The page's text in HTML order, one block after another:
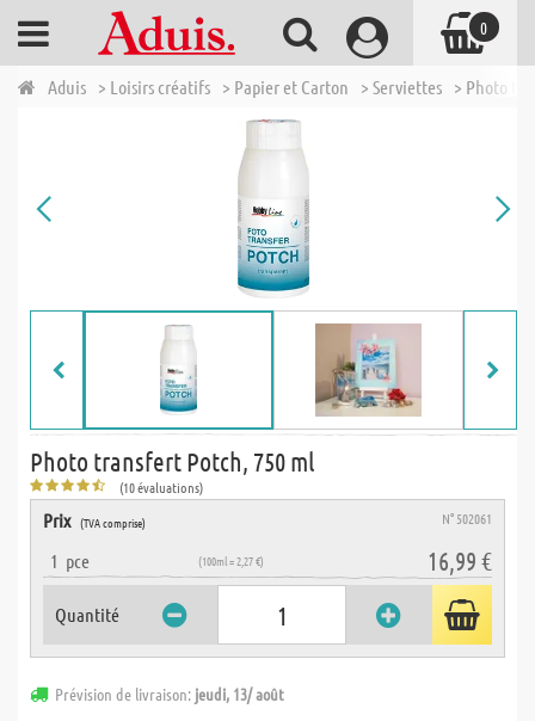
Aduis > Loisirs créatifs > Papier et Carton > Serviettes > Photo
Photo transfert Potch, 750 ml
(10 évaluations)
Prix (TVA comprise) N° 502061
1 pce (100ml = 2,27 €) 16,99 €
Quantité
Prévision de livraison: jeudi, 13/ août
0